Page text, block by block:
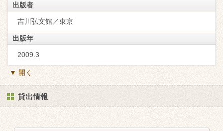
出版者
吉川弘文館／東京
出版年
2009.3
▼ 開く
貸出情報